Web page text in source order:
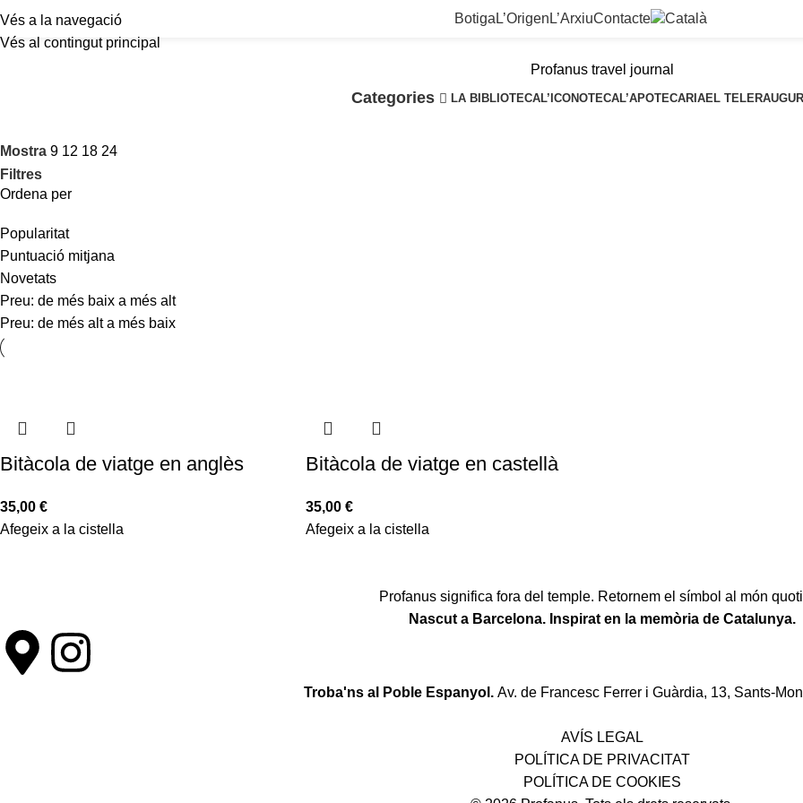
Vés a la navegació
Vés al contingut principal
Botiga L’Origen L’ArxiuContacte
Profanus travel journal
Categories LA BIBLIOTECAL’ICONOTECAL’APOTECARIAEL TELER
Mostra 9 12 18 24
Filtres
Ordena per
Popularitat
Puntuació mitjana
Novetats
Preu: de més baix a més alt
Preu: de més alt a més baix
Bitàcola de viatge en anglès
35,00 €
Afegeix a la cistella
Bitàcola de viatge en castellà
35,00 €
Afegeix a la cistella
Profanus significa fora del temple. Retornem el símbol al món
Nascut a Barcelona. Inspirat en la memòria de Catalunya.
Troba'ns al Poble Espanyol. Av. de Francesc Ferrer i Guàrdia, 13, Sants-
AVÍS LEGAL
POLÍTICA DE PRIVACITAT
POLÍTICA DE COOKIES